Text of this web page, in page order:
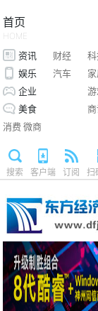
首页
HOME
资讯 财经
娱乐
汽车
企业
美食
商
消费 微商
搜索 客户端 订阅 扫